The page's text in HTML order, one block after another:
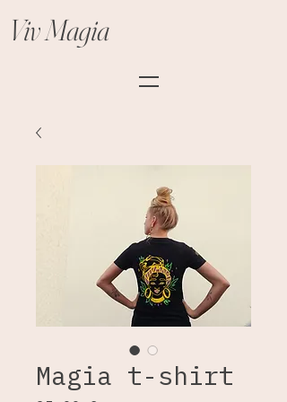
Viv Magia
Magia t-shirt